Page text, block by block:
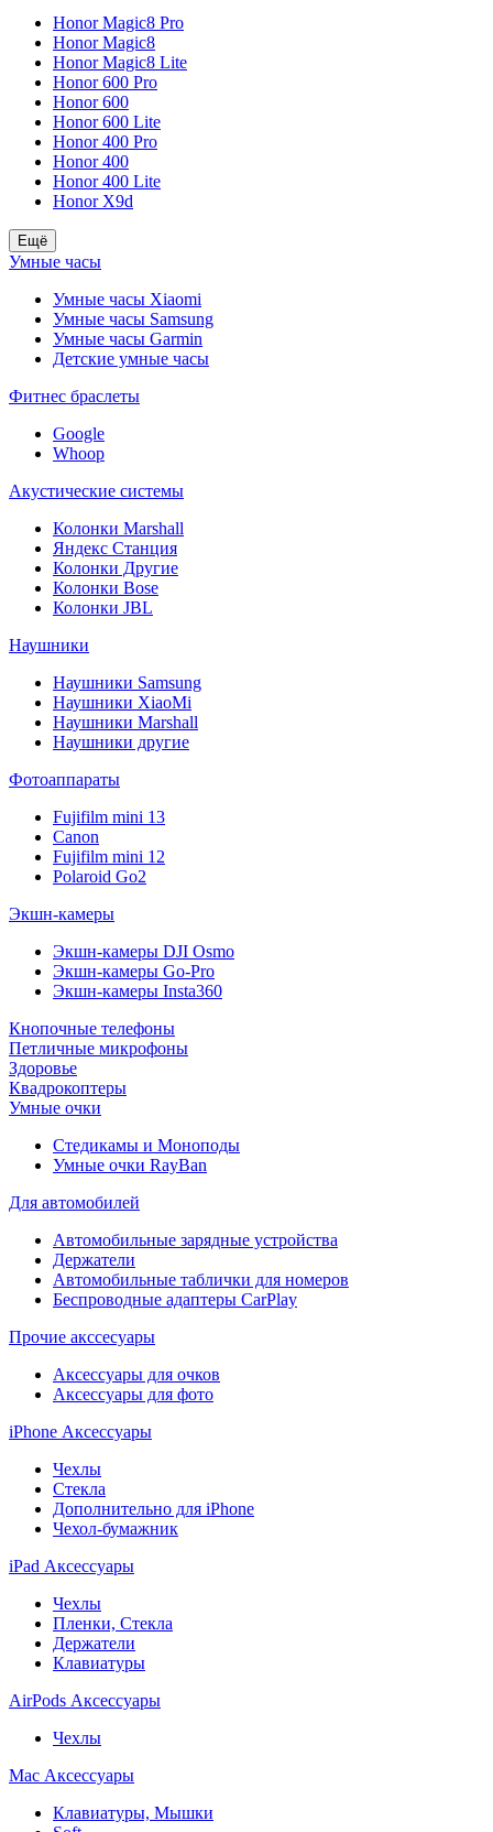
Honor Magic8 Pro
Honor Magic8
Honor Magic8 Lite
Honor 600 Pro
Honor 600
Honor 600 Lite
Honor 400 Pro
Honor 400
Honor 400 Lite
Honor X9d
Ещё
Умные часы
Умные часы Xiaomi
Умные часы Samsung
Умные часы Garmin
Детские умные часы
Фитнес браслеты
Google
Whoop
Акустические системы
Колонки Marshall
Яндекс Станция
Колонки Другие
Колонки Bose
Колонки JBL
Наушники
Наушники Samsung
Наушники XiaoMi
Наушники Marshall
Наушники другие
Фотоаппараты
Fujifilm mini 13
Canon
Fujifilm mini 12
Polaroid Go2
Экшн-камеры
Экшн-камеры DJI Osmo
Экшн-камеры Go-Pro
Экшн-камеры Insta360
Кнопочные телефоны
Петличные микрофоны
Здоровье
Квадрокоптеры
Умные очки
Стедикамы и Моноподы
Умные очки RayBan
Для автомобилей
Автомобильные зарядные устройства
Держатели
Автомобильные таблички для номеров
Беспроводные адаптеры CarPlay
Прочие акссесуары
Аксессуары для очков
Аксессуары для фото
iPhone Аксессуары
Чехлы
Стекла
Дополнительно для iPhone
Чехол-бумажник
iPad Аксессуары
Чехлы
Пленки, Стекла
Держатели
Клавиатуры
AirPods Аксессуары
Чехлы
Mac Аксессуары
Клавиатуры, Мышки